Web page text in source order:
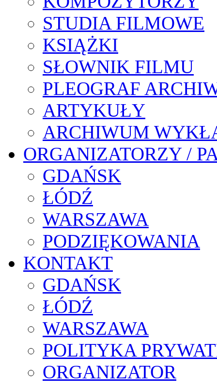
STUDIA FILMOWE
KSIĄŻKI
SŁOWNIK FILMU
PLEOGRAF
ARTYKUŁY
ARCHIWUM
ORGANIZATORZY /
GDAŃSK
ŁÓDŹ
WARSZAWA
PODZIĘKOWANIA
KONTAKT
GDAŃSK
ŁÓDŹ
WARSZAWA
POLITYKA
ORGANIZATOR